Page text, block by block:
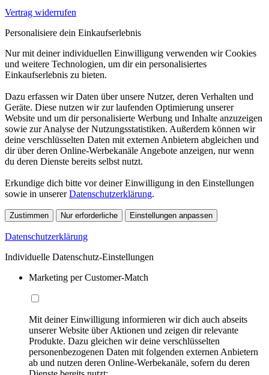
Vertrag widerrufen
Personalisiere dein Einkaufserlebnis
Nur mit deiner individuellen Einwilligung verwenden wir Cookies
und weitere Technologien, um dir ein personalisiertes
Einkaufserlebnis zu bieten.
Dazu erfassen wir Daten über unsere Nutzer, deren Verhalten und
Geräte. Diese nutzen wir zur laufenden Optimierung unserer
Website und um dir personalisierte Werbung und Inhalte anzuzeigen
sowie zur Analyse der Nutzungsstatistiken. Außerdem können wir
deine verschlüsselten Daten mit externen Anbietern abgleichen und
dir über deren Online-Werbekanäle Angebote anzeigen, nur wenn
du deren Dienste bereits selbst nutzt.
Erkundige dich bitte vor deiner Einwilligung in den Einstellungen
sowie in unsererDatenschutzerklärung.
Zustimmen Nur erforderliche Einstellungen anpassen
Datenschutzerklärung
Individuelle Datenschutz-Einstellungen
Marketing per Customer-Match
Mit deiner Einwilligung informieren wir dich auch abseits
unserer Website über Aktionen und zeigen dir relevante
Produkte. Dazu gleichen wir deine verschlüsselten
personenbezogenen Daten mit folgenden externen Anbietern
ab und nutzen deren Online-Werbekanäle, sofern du deren